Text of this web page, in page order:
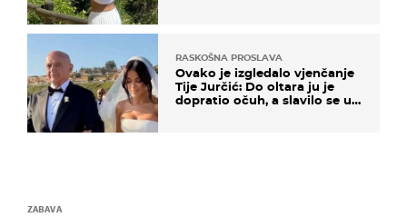
RASKOŠNA PROSLAVA
Ovako je izgledalo vjenčanje
Tije Jurčić: Do oltara ju je
dopratio očuh, a slavilo se uz
ZABAVA